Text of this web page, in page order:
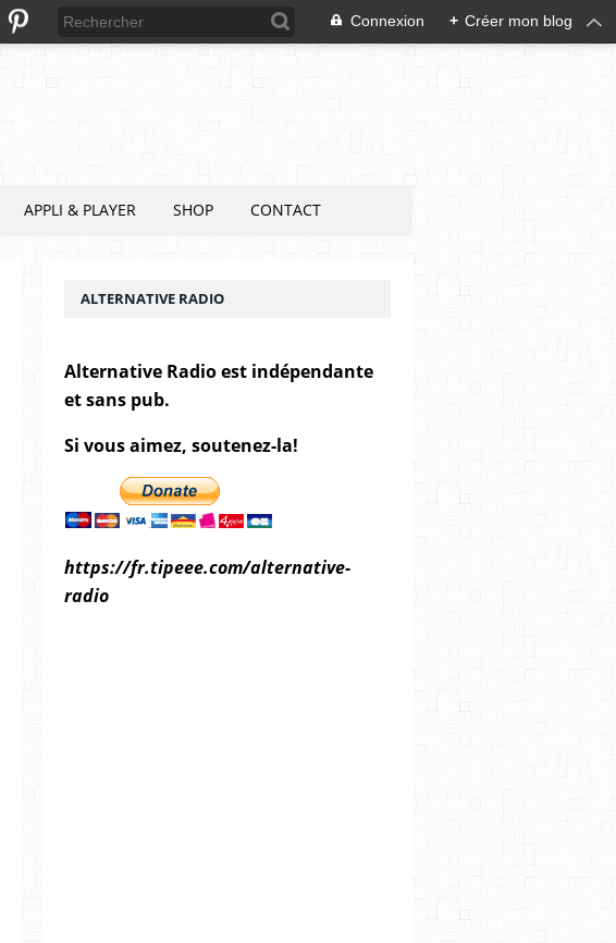
Connexion + Créer mon blog
APPLI & PLAYER SHOP CONTACT
ALTERNATIVE RADIO
Alternative Radio est indépendante
et sans pub.
Si vous aimez, soutenez-la!
https://fr.tipeee.com/alternative-
radio